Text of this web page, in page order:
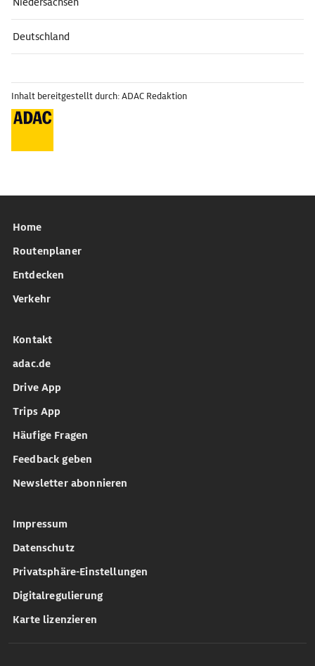
Deutschland
Inhalt bereitgestellt durch: ADAC Redaktion
Home
Routenplaner
Entdecken
Verkehr
Kontakt
adac.de
Drive App
Trips App
Häufige Fragen
Feedback geben
Newsletter abonnieren
Impressum
Datenschutz
Privatsphäre-Einstellungen
Digitalregulierung
Karte lizenzieren